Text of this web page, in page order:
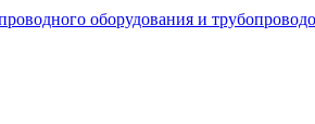
оборудования и